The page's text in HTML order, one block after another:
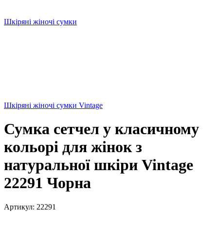
Шкіряні жіночі сумки
Шкіряні жіночі сумки Vintage
Сумка сетчел у класичному
кольорі для жінок з
натуральної шкіри Vintage
22291 Чорна
Артикул: 22291